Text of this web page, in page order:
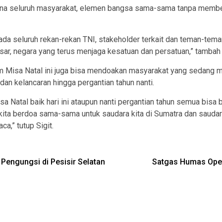
seluruh masyarakat, elemen bangsa sama-sama tanpa
seluruh rekan-rekan TNI, stakeholder terkait dan teman-
negara yang terus menjaga kesatuan dan persatuan,”
Natal ini juga bisa mendoakan masyarakat yang sedang
kelancaran hingga pergantian tahun nanti.
Natal baik hari ini ataupun nanti pergantian tahun semua
berdoa sama-sama untuk saudara kita di Sumatra dan
tutup Sigit.
di Pesisir Selatan Satgas Humas